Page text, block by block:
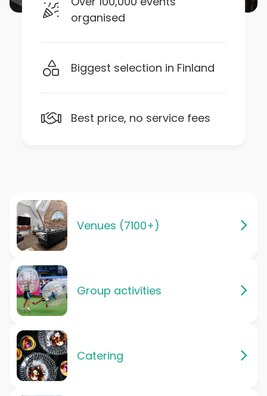
organised
Biggest selection in Finland
Best price, no service fees
Venues (7100+)
Group activities
Catering